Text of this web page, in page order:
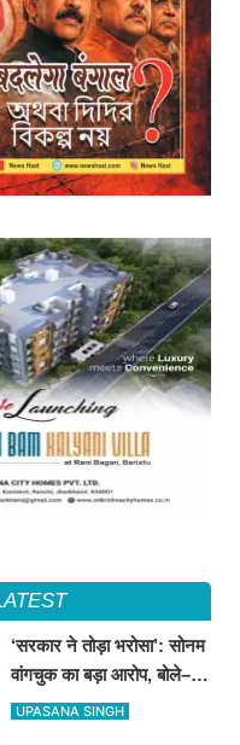
‘सरकार ने तोड़ा भरोसा’: सोनम
वांगचुक का बड़ा आरोप, बोले–
आधी रात का समझौता कुछ
UPASANA SINGH